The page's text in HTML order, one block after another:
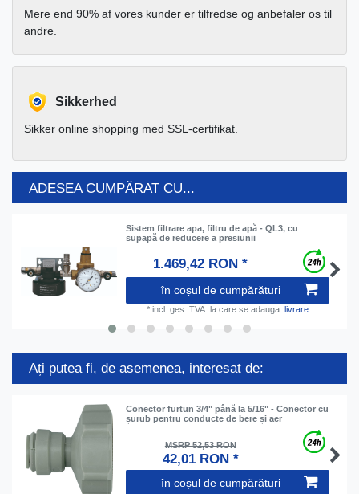
Mere end 90% af vores kunder er tilfredse og anbefaler os til
andre.
Sikkerhed
Sikker online shopping med SSL-certifikat.
ADESEA CUMPĂRAT CU...
Sistem filtrare apa, filtru de apă - QL3, cu
supapă de reducere a presiunii
1.469,42 RON *
în coșul de cumpărături
* incl. ges. TVA. la care se adauga. livrare
Ați putea fi, de asemenea, interesat de:
Conector furtun 3/4" până la 5/16" - Conector cu
șurub pentru conducte de bere și aer
MSRP 52,53 RON
42,01 RON *
în coșul de cumpărături